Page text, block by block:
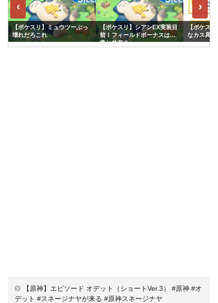
‹
【ポケスリ】ミュウツーぶっ
壊れだろこれ
【ポケスリ】シアンEX実装目
前！フィールドボーナスは通
常と共有？
【ポケス
なカス具合
›
【原神】エピソード オデット（ショートVer.3） #原神 #オ
デット #スネージナヤが来る #原神スネージナヤ